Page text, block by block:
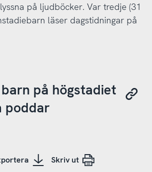
på ljudböcker. Var tredje (31
läser dagstidningar på
på högstadiet
poddar
Skriv ut